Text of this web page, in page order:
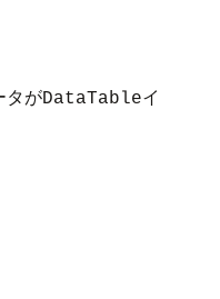
タがDataTableイ